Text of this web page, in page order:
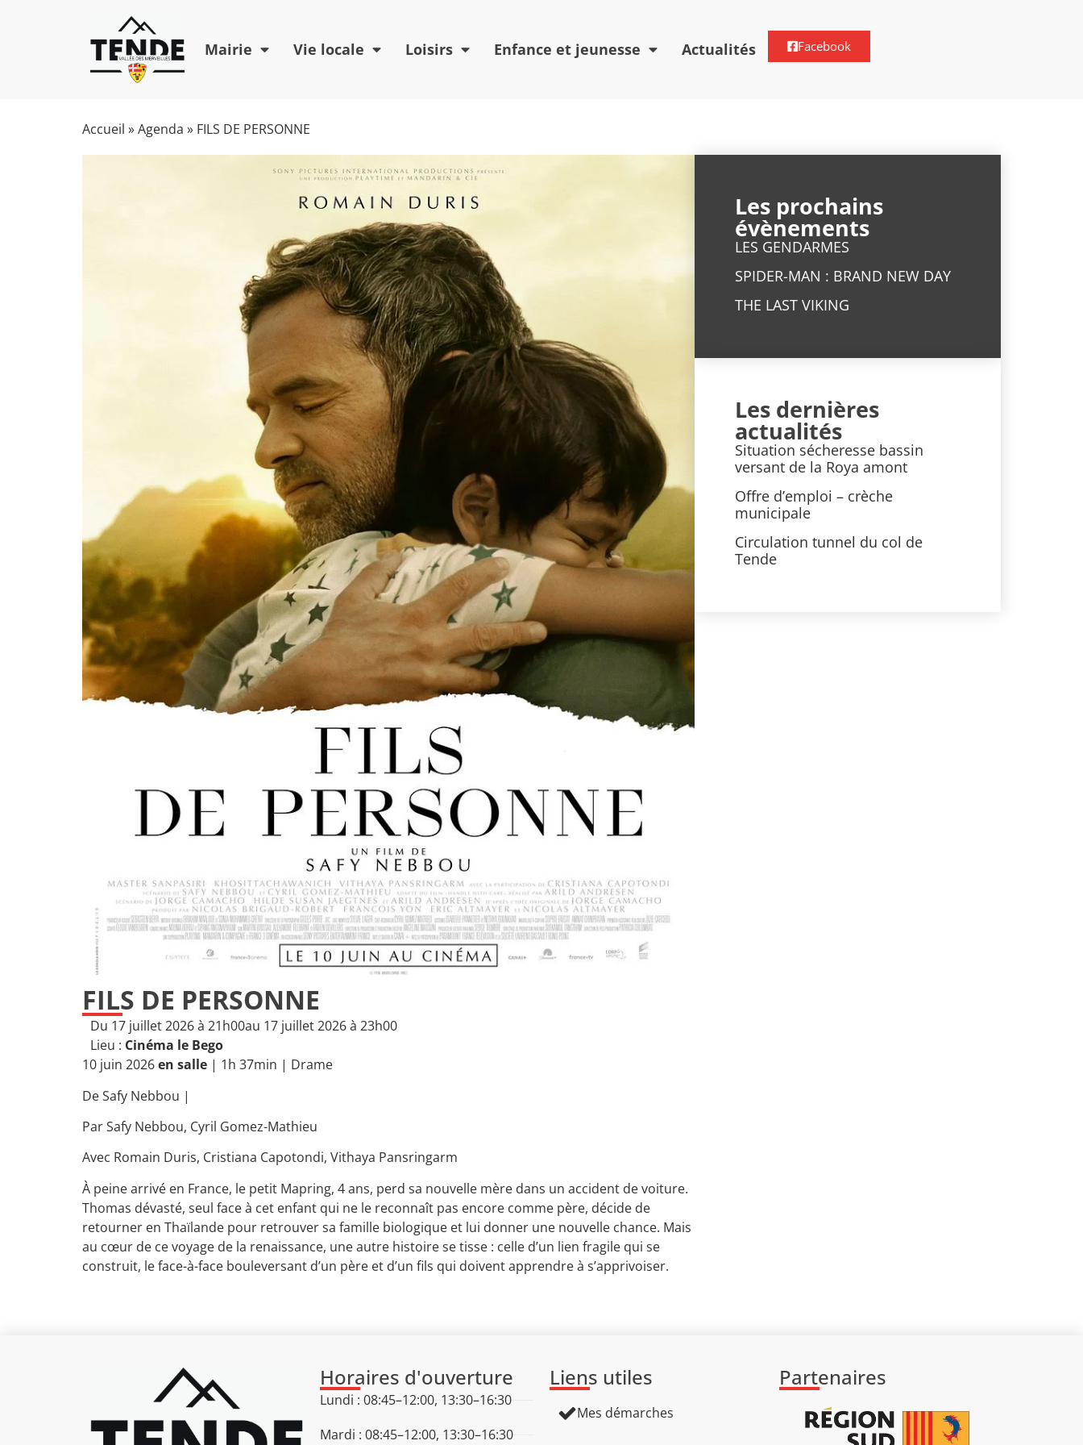
Mairie Vie locale Loisirs Enfance et jeunesse Actualités Facebook
Accueil »Agenda » FILS DE PERSONNE
FILS DE PERSONNE
Du 17 juillet 2026 à 21h00au 17 juillet 2026 à 23h00
Lieu : Cinéma le Bego
10 juin 2026en salle | 1h 37min | Drame
DeSafy Nebbou |
ParSafy Nebbou, Cyril Gomez-Mathieu
Avec Romain Duris, Cristiana Capotondi, Vithaya Pansringarm
À peine arrivé en France, le petit Mapring, 4 ans, perd sa nouvelle mère dans un accident de voiture.
Thomas dévasté, seul face à cet enfant qui ne le reconnaît pas encore comme père, décide de
retourner en Thaïlande pour retrouver sa famille biologique et lui donner une nouvelle chance. Mais
au cœur de ce voyage de la renaissance, une autre histoire se tisse : celle d’un lien fragile qui se
construit, le face-à-face bouleversant d’un père et d’un fils qui doivent apprendre à s’apprivoiser.
Les prochains
évènements
LES GENDARMES
SPIDER-MAN : BRAND NEW DAY
THE LAST VIKING
Les dernières
actualités
Situation sécheresse bassin
versant de la Roya amont
Offre d’emploi – crèche
municipale
Circulation tunnel du col de
Tende
Horaires d'ouverture
Lundi : 08:45–12:00, 13:30–16:30
Mardi : 08:45–12:00, 13:30–16:30
Liens utiles
Mes démarches
Partenaires